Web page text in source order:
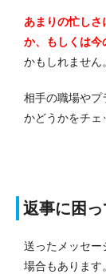
あまりの忙しさ
か、もしくは今
かもしれません。
相手の職場やプ
かどうかをチェ
返事に困
送ったメッセー
場合もあります。